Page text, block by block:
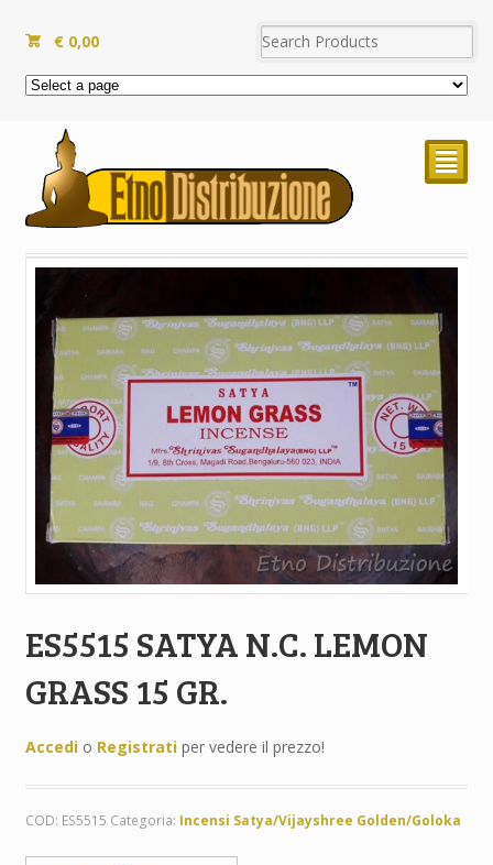
€ 0,00
²
ES5515 SATYA N.C. LEMON
GRASS 15 GR.
Accedio Registratiper vedere il prezzo!
COD: ES5515 Categoria: Incensi Satya/Vijayshree Golden/Goloka